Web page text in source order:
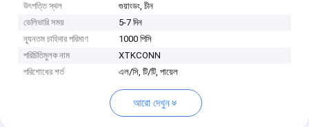
উৎপত্তি স্থল
গুয়াংডং, চীন
ডেলিভারি সময়
5-7 দিন
ন্যূনতম চাহিদার পরিমাণ
1000 পিসি
পরিচিতিমুলক নাম
XTKCONN
পরিশোধের শর্ত
এল/সি, টি/টি, পায়েল
আরো দেখুন